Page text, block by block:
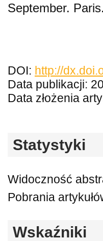
September. Paris.
DOI: http://
Data publikacji:
Data złożenia
Statystyki
Widoczność
Pobrania
Wskaźniki